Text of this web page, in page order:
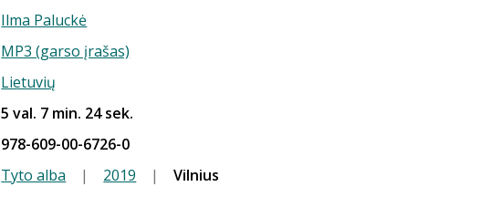
Ilma Paluckė
MP3 (garso įrašas)
Lietuvių
5 val. 7 min. 24 sek.
978-609-00-6726-0
Tyto alba | 2019 |
Vilnius